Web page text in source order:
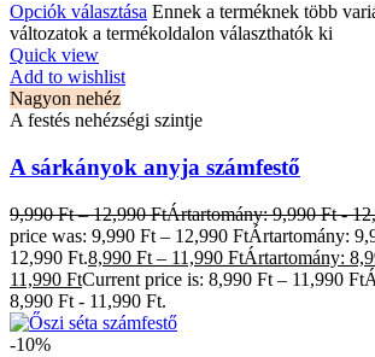
Opciók választása Ennek a terméknek több
változatok a termékoldalon választhatók ki
Quick view
Add to wishlist
Nagyon nehéz
A festés nehézségi szintje
A sárkányok anyja számfestő
9,990Ft – 12,990FtÁrtartomány: 9,990 Ft -
price was: 9,990 Ft – 12,990 FtÁrtartomány:
12,990 Ft.8,990 Ft – 11,990 FtÁrtartomány:
11,990 FtCurrent price is: 8,990 Ft – 11,990
8,990 Ft - 11,990 Ft.
-10%